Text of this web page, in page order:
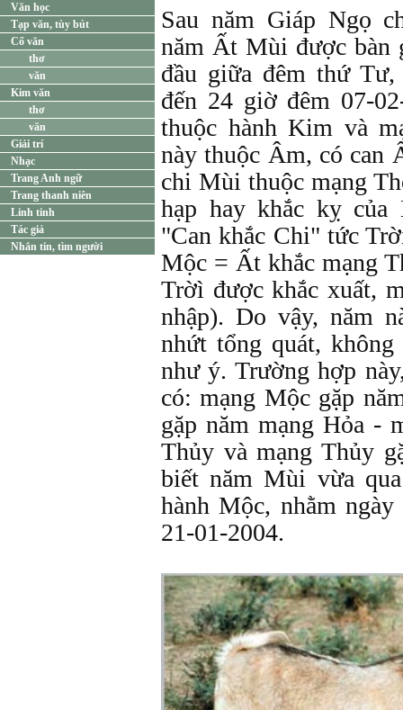
Văn học
Tạp văn, tùy bút
Cổ văn
thơ
văn
Kim văn
thơ
văn
Giải trí
Nhạc
Trang Anh ngữ
Trang thanh niên
Linh tinh
Tác giả
Nhắn tin, tìm người
Sau năm Giáp Ngọ
năm Ất Mùi được bàn
đầu giữa đêm thứ
đến 24 giờ đêm 07-
thuộc hành Kim và
này thuộc Âm, có can
chi Mùi thuộc mạng
hạp hay khắc kỵ của
"Can khắc Chi" tức
Mộc = Ất khắc mạng
Trờì được khắc xuất,
nhập). Do vậy, năm
nhứt tổng quát,
như ý. Trường hợp
có: mạng Mộc gặp
gặp năm mạng Hỏa -
Thủy và mạng Thủy
biết năm Mùi vừa
hành Mộc, nhằm
21-01-2004.